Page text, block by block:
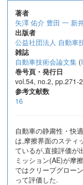
著者
矢澤 佑介 豊田 一 新
出版者
公益社団法人 自動車
雑誌
自動車技術会論文集 (
巻号頁・発行日
vol.54, no.2, pp.271-
参考文献数
16
自動車の静粛性・快
は,摩擦界面のスティ
ているが,直接評価が
ミッション(AE)が摩
ではクリープグロー
って評価した.